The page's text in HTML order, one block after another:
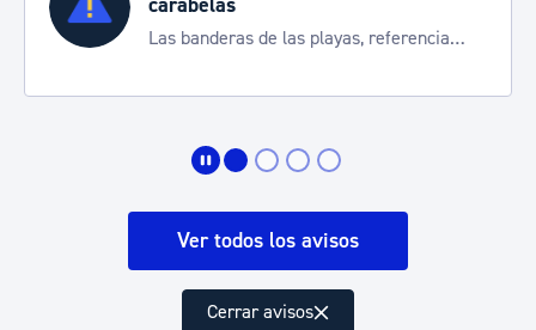
Las banderas de las playas, referencia
Ver todos los avisos
Cerrar avisos